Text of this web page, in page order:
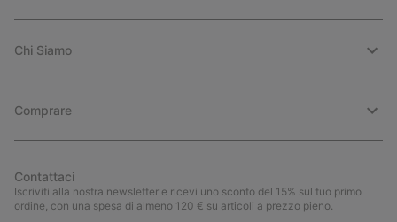
Chi Siamo
Comprare
Contattaci
Iscriviti alla nostra newsletter e ricevi uno sconto del 15% sul tuo primo
ordine, con una spesa di almeno 120 € su articoli a prezzo pieno.